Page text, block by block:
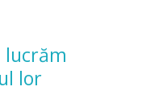
lucrăm
lor